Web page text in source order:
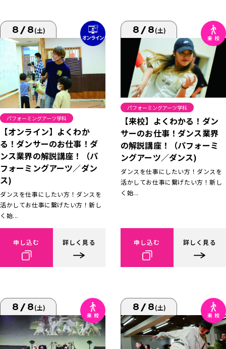
8/8(土)
パフォーミングアーツ学科
【オンライン】よくわか
る！ダンサーのお仕事！ダ
ンス業界の解説講座！（パ
フォーミングアーツ／ダン
ス)
ダンスを仕事にしたい方！ダンスを
活かしてお仕事に繋げたい方！新し
く始...
申し込む 詳しく見る
8/8(土)
パフォーミングアーツ学科
【来校】よくわかる！ダン
サーのお仕事！ダンス業界
の解説講座！（パフォーミ
ングアーツ／ダンス)
ダンスを仕事にしたい方！ダンスを
活かしてお仕事に繋げたい方！新し
く始...
申し込む 詳しく見る
8/8(土) 8/8(土)